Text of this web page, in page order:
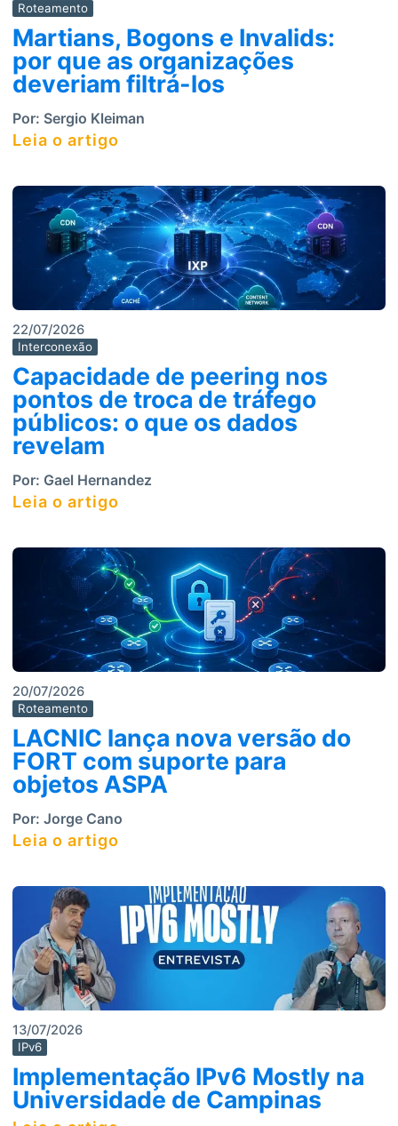
Roteamento
Martians, Bogons e Invalids:
por que as organizações
deveriam filtrá-los
Por: Sergio Kleiman
Leia o artigo
22/07/2026
Interconexão
Capacidade de peering nos
pontos de troca de tráfego
públicos: o que os dados
revelam
Por: Gael Hernandez
Leia o artigo
20/07/2026
Roteamento
LACNIC lança nova versão do
FORT com suporte para
objetos ASPA
Por: Jorge Cano
Leia o artigo
13/07/2026
IPv6
Implementação IPv6 Mostly na
Universidade de Campinas